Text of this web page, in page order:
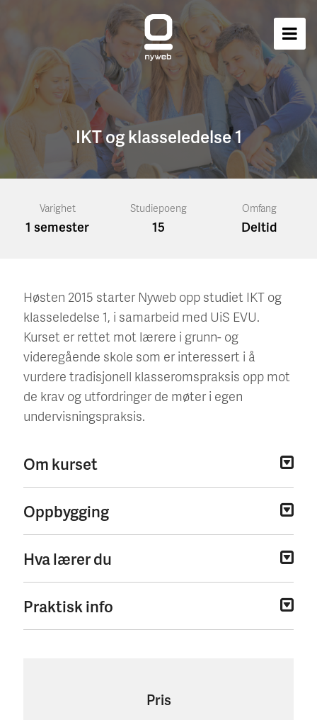
IKT og klasseledelse 1
Varighet
1 semester
Studiepoeng
15
Omfang
Deltid
Høsten 2015 starter Nyweb opp studiet IKT og
klasseledelse 1, i samarbeid med UiS EVU.
Kurset er rettet mot lærere i grunn- og
videregående skole som er interessert i å
vurdere tradisjonell klasseromspraksis opp mot
de krav og utfordringer de møter i egen
undervisningspraksis.
Om kurset
Oppbygging
Hva lærer du
Praktisk info
Pris